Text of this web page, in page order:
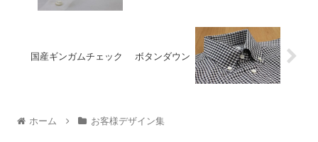
国産ギンガムチェック ボタンダウン
ホーム お客様デザイン集